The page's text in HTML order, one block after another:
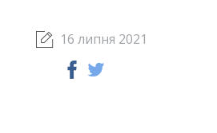
16 липня 2021